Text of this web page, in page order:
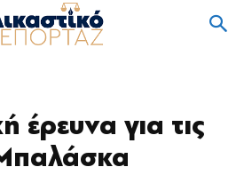
έρευνα για τις